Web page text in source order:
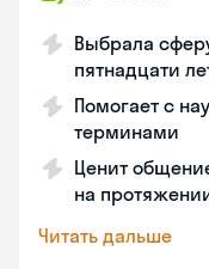
Выбрала
пятнадцати
Помогает с
терминами
Ценит
на
Читать дальше